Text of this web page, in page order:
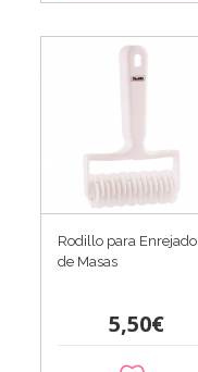
Rodillo para Enrejado
de Masas
5,50€